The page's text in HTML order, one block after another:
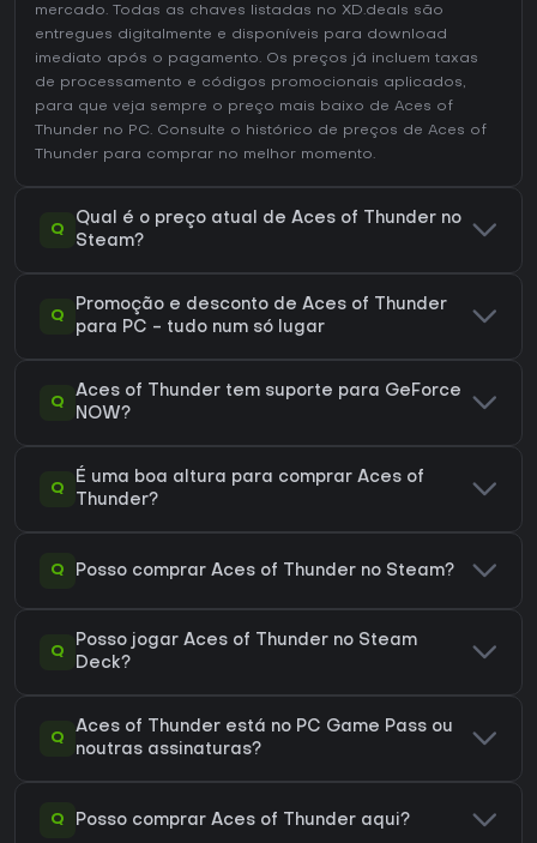
mercado. Todas as chaves listadas no XD.deals são
entregues digitalmente e disponíveis para download
imediato após o pagamento. Os preços já incluem taxas
de processamento e códigos promocionais aplicados,
para que veja sempre o preço mais baixo de Aces of
Thunder no PC. Consulte o histórico de preços de Aces of
Thunder para comprar no melhor momento.
Q
Qual é o preço atual de Aces of Thunder no
Steam?
Q
Promoção e desconto de Aces of Thunder
para PC - tudo num só lugar
Q
Aces of Thunder tem suporte para GeForce
NOW?
Q
É uma boa altura para comprar Aces of
Thunder?
Q Posso comprar Aces of Thunder no Steam?
Q
Posso jogar Aces of Thunder no Steam
Deck?
Q
Aces of Thunder está no PC Game Pass ou
noutras assinaturas?
Q Posso comprar Aces of Thunder aqui?